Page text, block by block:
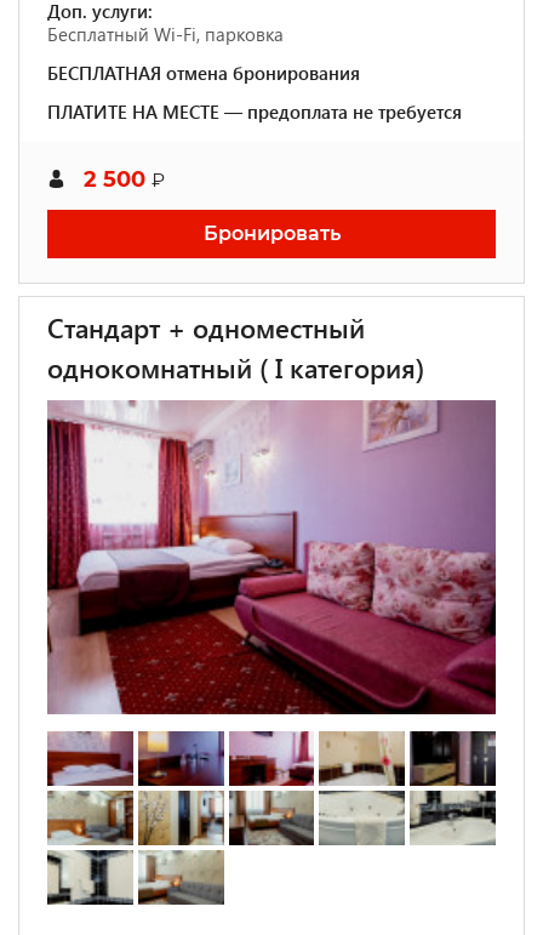
Доп. услуги:
Бесплатный Wi-Fi, парковка
БЕСПЛАТНАЯ отмена бронирования
ПЛАТИТЕ НА МЕСТЕ — предоплата не требуется
2 500 ₽
Бронировать
Стандарт + одноместный
однокомнатный ( I категория)